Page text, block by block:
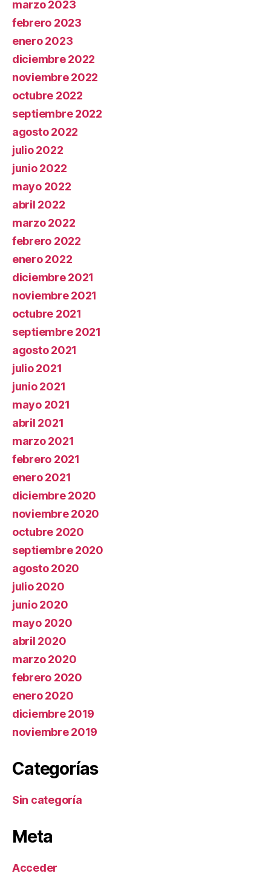
marzo 2023
febrero 2023
enero 2023
diciembre 2022
noviembre 2022
octubre 2022
septiembre 2022
agosto 2022
julio 2022
junio 2022
mayo 2022
abril 2022
marzo 2022
febrero 2022
enero 2022
diciembre 2021
noviembre 2021
octubre 2021
septiembre 2021
agosto 2021
julio 2021
junio 2021
mayo 2021
abril 2021
marzo 2021
febrero 2021
enero 2021
diciembre 2020
noviembre 2020
octubre 2020
septiembre 2020
agosto 2020
julio 2020
junio 2020
mayo 2020
abril 2020
marzo 2020
febrero 2020
enero 2020
diciembre 2019
noviembre 2019
Categorías
Sin categoría
Meta
Acceder